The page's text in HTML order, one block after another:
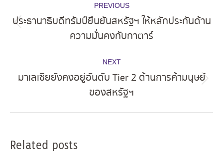
navigation
PREVIOUS
Previous
post:
ประธานาธิบดีทรัมป์ยืนยันสหรัฐฯ ให้หลักประกันด้าน
ความมั่นคงกับกาตาร์
NEXT
post:
มาเลเซียยังคงอยู่อันดับ Tier 2 ด้านการค้ามนุษย์
ของสหรัฐฯ
Related posts